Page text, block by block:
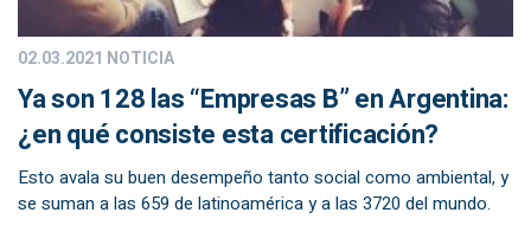
02.03.2021 NOTICIA
Ya son 128 las “Empresas B” en Argentina:
¿en qué consiste esta certificación?
Esto avala su buen desempeño tanto social como ambiental, y
se suman a las 659 de latinoamérica y a las 3720 del mundo.